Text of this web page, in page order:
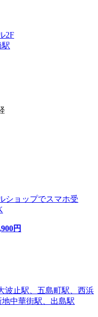
2F
駅
ショップでスマホ受
円
波止駅、五島町駅、西浜
中華街駅、出島駅